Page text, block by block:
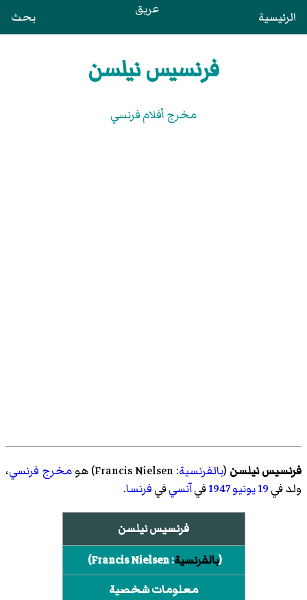
الرئيسية عريق بحث
فرنسيس نيلسن
مخرج أفلام فرنسي
فرنسيس نيلسن (بالفرنسية:
Francis Nielsen)‏ هومخرج فرنسي،
ولد في19 يونيو 1947فيآنسيفيفرنسا.
فرنسيس نيلسن
(بالفرنسية:
Francis Nielsen
)‏
معلومات شخصية